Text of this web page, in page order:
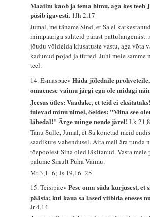
Maailm kaob ja tema himu, aga kes teeb
püsib igavesti. 1Jh 2,17
Jumal, me täname Sind, et Sa ei
inimpaariga suhteid pärast pattulangemist.
jõudu võidelda kiusatuste vastu, aga võta
kadunud pojad ja tütred. Juhi meie samme
teel.
14. EsmaspäevHäda jõledaile
omaenese vaimu järgi ega ole midagi
Jeesus ütles: Vaadake, et teid ei
tulevad minu nimel, öeldes: "Mina see
lähedal!" Ärge minge nende järel!Lk 21,8
Tänu Sulle, Jumal, et Sa kõnetad meid
saadikute vahendusel. Aita meil ära tunda
tõepoolest Sina oled läkitanud. Vasta meie
palume Sinult Püha Vaimu.
Mt 3,1–6; Js 19,16–25
15. TeisipäevPese oma süda kurjusest, et
päästa; kui kaua sa lased viibida eneses
Jr 4,14